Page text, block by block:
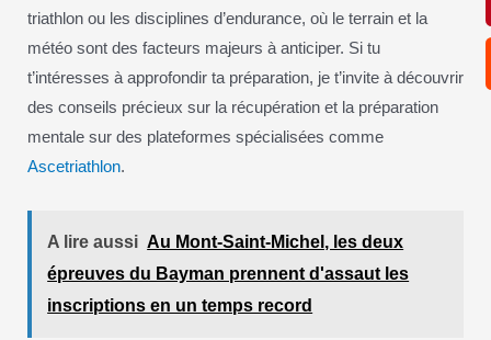
triathlon ou les disciplines d’endurance, où le terrain et la
météo sont des facteurs majeurs à anticiper. Si tu
t’intéresses à approfondir ta préparation, je t’invite à découvrir
des conseils précieux sur la récupération et la préparation
mentale sur des plateformes spécialisées comme
Ascetriathlon.
A lire aussi Au Mont-Saint-Michel, les deux
épreuves du Bayman prennent d'assaut les
inscriptions en un temps record